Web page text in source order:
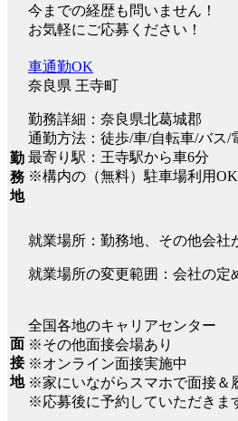
今までの経歴も問いません！
お気軽にご応募ください！
勤
務
地
車通勤OK
奈良県 王寺町
勤務詳細：奈良県北葛城郡
通勤方法：徒歩/車/自転車/バス/
最寄り駅：王寺駅から車6分
※構内の（無料）駐車場利用OK
就業場所：勤務地、その他会社
就業場所の変更範囲：会社の定
面
接
地
全国各地のキャリアセンター
※その他面接会場あり
※オンライン面接実施中
※家にいながらスマホで面接＆
※応募後に予約していただきま